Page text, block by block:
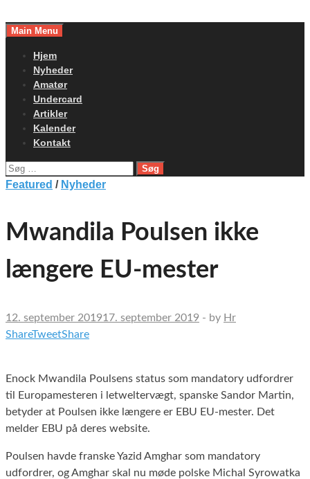
toMain Menu
Hjem
Nyheder
Amatør
Undercard
Artikler
Kalender
Kontakt
Søg
efter:
Featured / Nyheder
Mwandila Poulsen ikke
længere EU-mester
12. september 201917. september 2019 - by Hr
ShareTweetShare
Enock Mwandila Poulsens status som mandatory udfordrer
til Europamesteren i letweltervægt, spanske Sandor Martin,
betyder at Poulsen ikke længere er EBU EU-mester. Det
melder EBU på deres website.
Poulsen havde franske Yazid Amghar som mandatory
udfordrer, og Amghar skal nu møde polske Michal Syrowatka